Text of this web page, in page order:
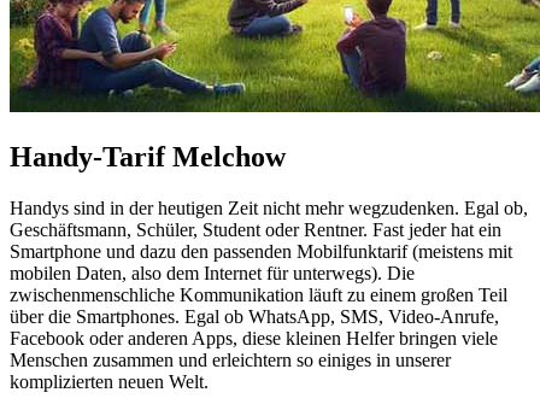
Handy-Tarif Melchow
Handys sind in der heutigen Zeit nicht mehr wegzudenken. Egal ob,
Geschäftsmann, Schüler, Student oder Rentner. Fast jeder hat ein
Smartphone und dazu den passenden Mobilfunktarif (meistens mit
mobilen Daten, also dem Internet für unterwegs). Die
zwischenmenschliche Kommunikation läuft zu einem großen Teil
über die Smartphones. Egal ob WhatsApp, SMS, Video-Anrufe,
Facebook oder anderen Apps, diese kleinen Helfer bringen viele
Menschen zusammen und erleichtern so einiges in unserer
komplizierten neuen Welt.